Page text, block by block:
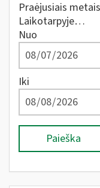
Praėjusiais metais
Laikotarpyje…
Nuo
Iki
Paieška